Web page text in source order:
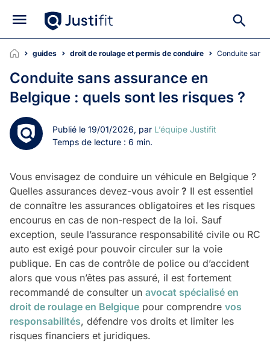
guides droit de roulage et permis de conduire Conduite
Conduite sans assurance en
Belgique : quels sont les risques ?
Publié le 19/01/2026, par L’équipe Justifit
Temps de lecture : 6 min.
Vous envisagez de conduire un véhicule en Belgique ?
Quelles assurances devez-vous avoir ? Il est essentiel
de connaître les assurances obligatoires et les risques
encourus en cas de non-respect de la loi. Sauf
exception, seule l’assurance responsabilité civile ou RC
auto est exigé pour pouvoir circuler sur la voie
publique. En cas de contrôle de police ou d’accident
alors que vous n’êtes pas assuré, il est fortement
recommandé de consulter un avocat spécialisé en
droit de roulage en Belgique pour comprendre vos
responsabilités, défendre vos droits et limiter les
risques financiers et juridiques.